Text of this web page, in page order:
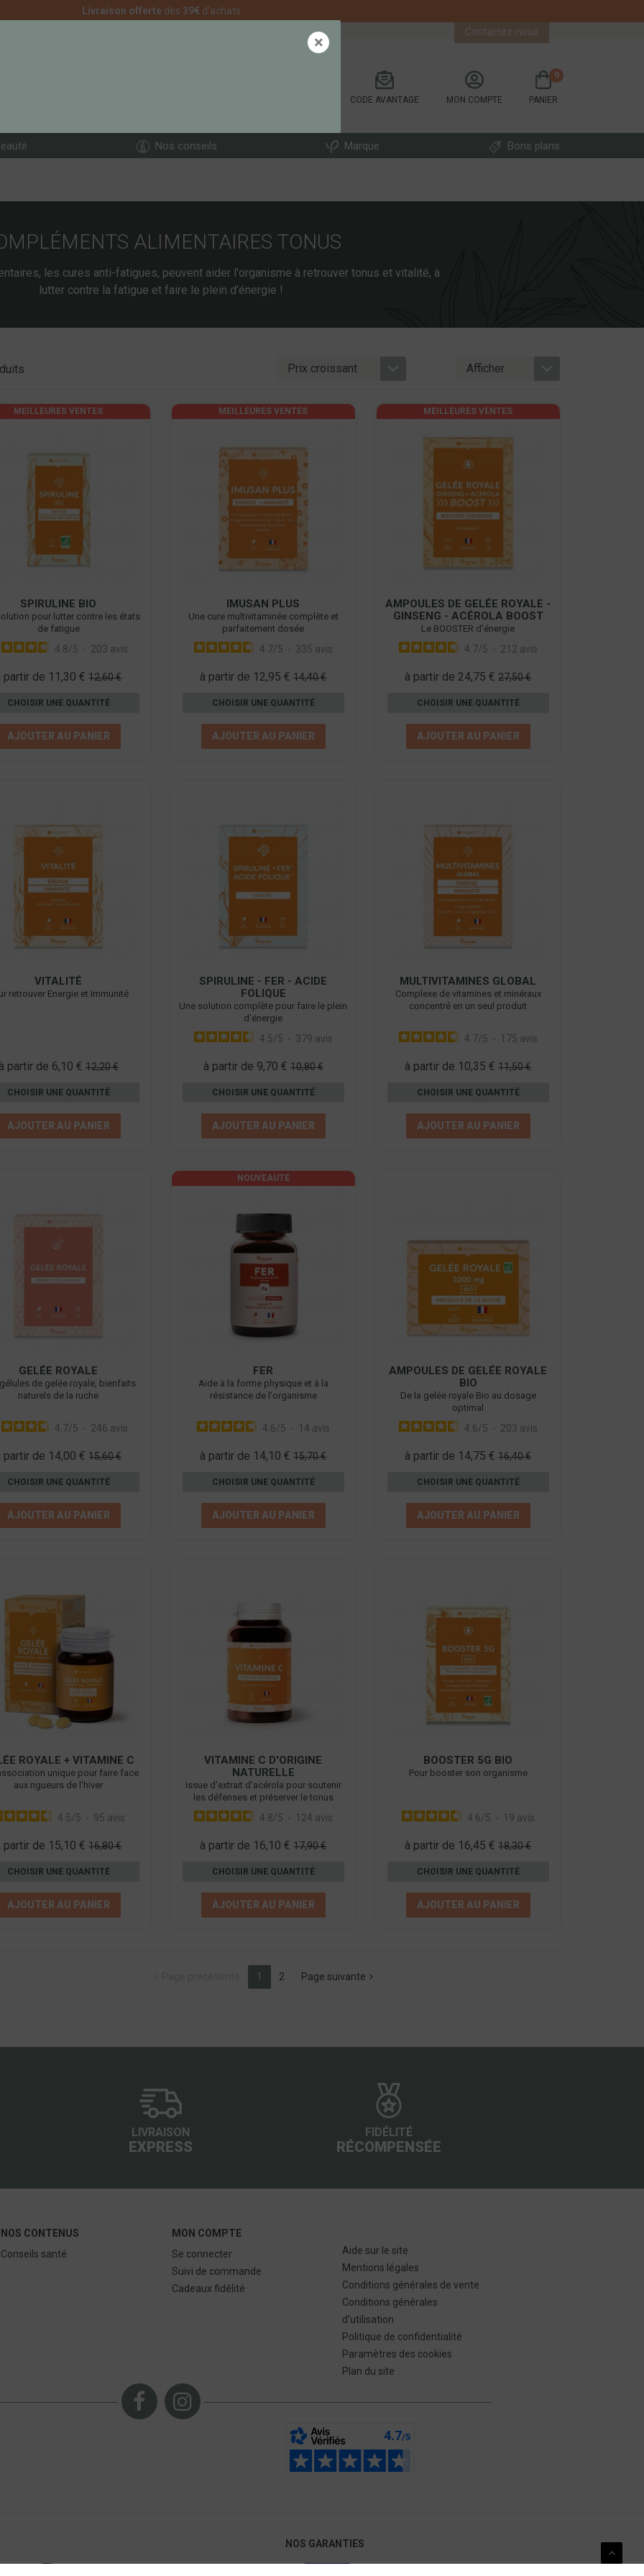
Livraison offerte dès 39€ d'achats
CODE AVANTAGE MON COMPTE PANIER
0
Nos conseils Marque Bons plans
Contactez-nous
ALIMENTAIRES TONUS
les cures anti-fatigues, peuvent aider l'organisme à retrouver tonus et vitalité, à
lutter contre la fatigue et faire le plein d'énergie !
MEILLEURES VENTES
SPIRULINE BIO
pour lutter contre les états
de fatigue
4.8/5 - 203 avis
partir de 11,30 €12,60 €
CHOISIR UNE QUANTITÉ
AJOUTER AU PANIER
MEILLEURES VENTES
IMUSAN PLUS
Une cure multivitaminée complète et
parfaitement dosée
4.7/5 - 335 avis
à partir de 12,95 €14,40 €
CHOISIR UNE QUANTITÉ
AJOUTER AU PANIER
MEILLEURES VENTES
AMPOULES DE GELÉE ROYALE -
GINSENG - ACÉROLA BOOST
Le BOOSTER d'énergie
4.7/5 - 212 avis
à partir de 24,75 €27,50 €
CHOISIR UNE QUANTITÉ
AJOUTER AU PANIER
VITALITÉ
retrouver Energie et Immunité
partir de 6,10 € 12,20 €
CHOISIR UNE QUANTITÉ
AJOUTER AU PANIER
SPIRULINE - FER - ACIDE
FOLIQUE
Une solution complète pour faire le plein
d'énergie
4.5/5 - 379 avis
à partir de 9,70 € 10,80 €
CHOISIR UNE QUANTITÉ
AJOUTER AU PANIER
MULTIVITAMINES GLOBAL
Complexe de vitamines et minéraux
concentré en un seul produit
4.7/5 - 175 avis
à partir de 10,35 €11,50 €
CHOISIR UNE QUANTITÉ
AJOUTER AU PANIER
GELÉE ROYALE
de gelée royale, bienfaits
naturels de la ruche
4.7/5 - 246 avis
partir de 14,00 €15,60 €
CHOISIR UNE QUANTITÉ
AJOUTER AU PANIER
NOUVEAUTÉ
FER
Aide à la forme physique et à la
résistance de l'organisme
4.6/5 - 14 avis
à partir de 14,10 €15,70 €
CHOISIR UNE QUANTITÉ
AJOUTER AU PANIER
AMPOULES DE GELÉE ROYALE
BIO
De la gelée royale Bio au dosage
optimal
4.6/5 - 203 avis
à partir de 14,75 €16,40 €
CHOISIR UNE QUANTITÉ
AJOUTER AU PANIER
ROYALE + VITAMINE C
unique pour faire face
aux rigueurs de l'hiver
4.5/5 - 95 avis
partir de 15,10 €16,80 €
CHOISIR UNE QUANTITÉ
AJOUTER AU PANIER
VITAMINE C D'ORIGINE
NATURELLE
Issue d'extrait d'acérola pour soutenir
les défenses et préserver le tonus
4.8/5 - 124 avis
à partir de 16,10 €17,90 €
CHOISIR UNE QUANTITÉ
AJOUTER AU PANIER
BOOSTER 5G BIO
Pour booster son organisme
4.6/5 - 19 avis
à partir de 16,45 €18,30 €
CHOISIR UNE QUANTITÉ
AJOUTER AU PANIER
1 (current)
2 Page suivante
LIVRAISON
EXPRESS
FIDÉLITÉ
RÉCOMPENSÉE
NOS CONTENUS
Conseils santé
MON COMPTE
Se connecter
Suivi de commande
Cadeaux fidélité
Aide sur le site
Mentions légales
Conditions générales de vente
Conditions générales
d’utilisation
Politique de confidentialité
Paramètres des cookies
Plan du site
NOS GARANTIES
×